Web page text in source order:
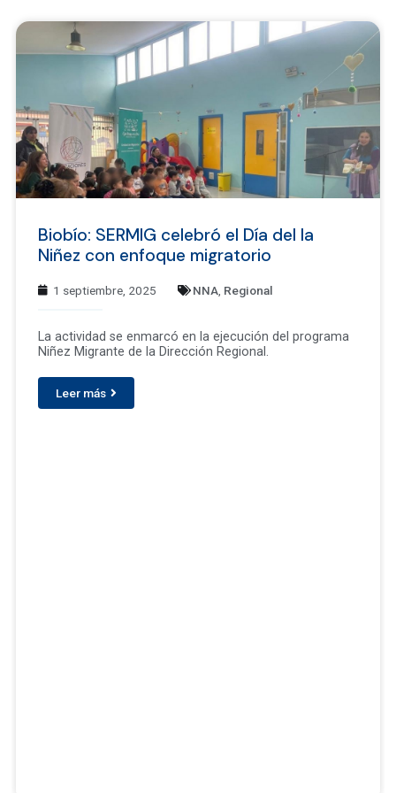
Biobío: SERMIG celebró el Día del la
Niñez con enfoque migratorio
1 septiembre, 2025 NNA Regional
La actividad se enmarcó en la ejecución del programa
Niñez Migrante de la Dirección Regional.
Leer más